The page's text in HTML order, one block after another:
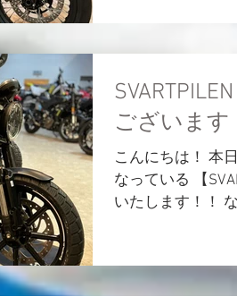
ございます
こんにちは！ 本
なっている 【
いたします！！
格 685,000円の